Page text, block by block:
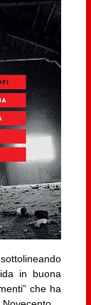
in buona
che ha